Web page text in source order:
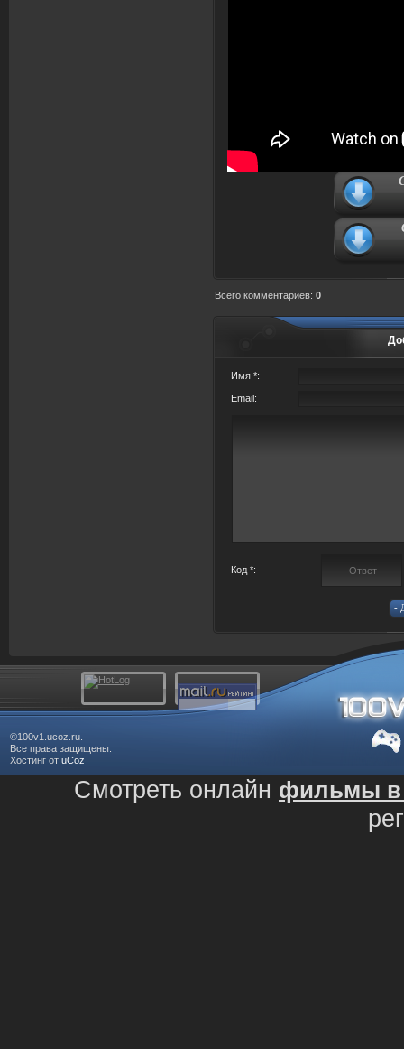
Всего комментариев: 0
Имя *:
Email:
Код *:
©100v1.ucoz.ru.
Все права защищены.
Хостинг от uCoz
Смотреть онлайн фильмы в